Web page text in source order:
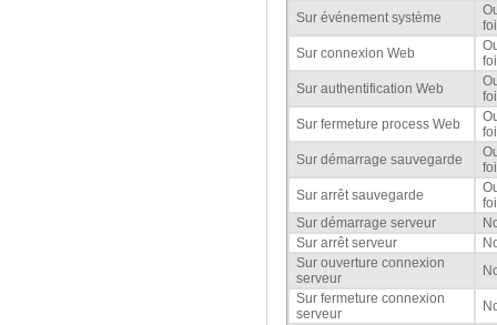
Sur événement système
Sur connexion Web
Sur authentification Web
Sur fermeture process Web
Sur démarrage sauvegarde
Sur arrêt sauvegarde
Sur démarrage serveur
Sur arrêt serveur
Sur ouverture connexion
serveur
Sur fermeture connexion
serveur